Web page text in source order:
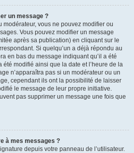
un message ?
modérateur, vous ne pouvez modifier ou
Vous pouvez modifier un message
après sa publication) en cliquant sur le
Si quelqu’un a déjà répondu au
en bas du message indiquant qu’il a été
été modifié ainsi que la date et l’heure de la
n’apparaîtra pas si un modérateur ou un
cependant ils ont la possibilité de laisser
le message de leur propre initiative.
pas supprimer un message une fois que
à mes messages ?
depuis votre panneau de l’utilisateur.